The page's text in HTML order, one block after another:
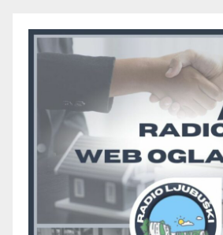
Grma “vratio u igru”